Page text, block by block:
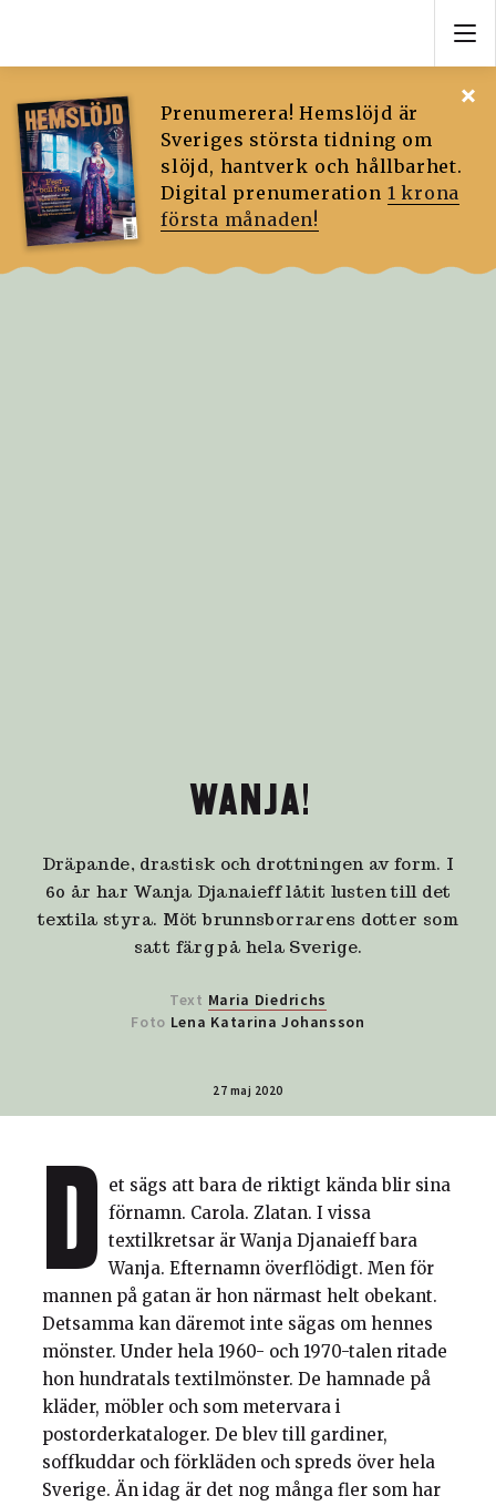
Prenumerera! Hemslöjd är
Sveriges största tidning om
slöjd, hantverk och hållbarhet.
Digital prenumeration 1 krona
första månaden!
WANJA!
Dräpande, drastisk och drottningen av form. I
60 år har Wanja Djanaieff låtit lusten till det
textila styra. Möt brunnsborrarens dotter som
satt färg på hela Sverige.
Text Maria Diedrichs
Foto Lena Katarina Johansson
27 maj 2020
D et sägs att bara de riktigt kända blir sina
förnamn. Carola. Zlatan. I vissa
textilkretsar är Wanja Djanaieff bara
Wanja. Efternamn överflödigt. Men för
mannen på gatan är hon närmast helt obekant.
Detsamma kan däremot inte sägas om hennes
mönster. Under hela 1960- och 1970-talen ritade
hon hundratals textilmönster. De hamnade på
kläder, möbler och som metervara i
postorderkataloger. De blev till gardiner,
soffkuddar och förkläden och spreds över hela
Sverige. Än idag är det nog många fler som har